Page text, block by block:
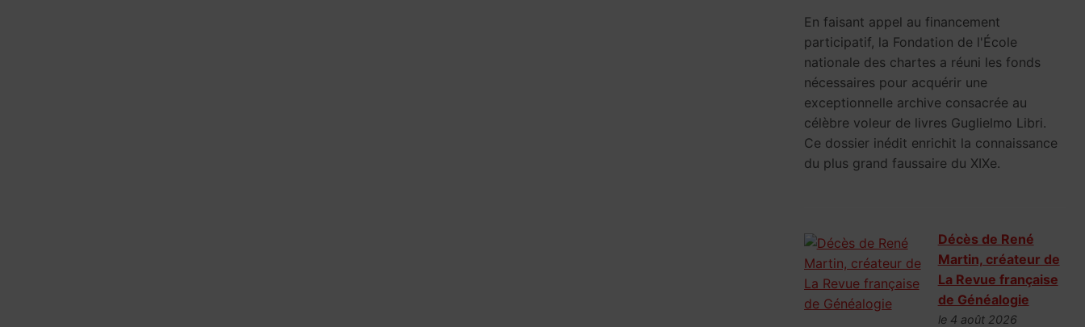
En faisant appel au financement
participatif, la Fondation de l'École
nationale des chartes a réuni les fonds
nécessaires pour acquérir une
exceptionnelle archive consacrée au
célèbre voleur de livres Guglielmo Libri.
Ce dossier inédit enrichit la connaissance
du plus grand faussaire du XIXe.
Décès de René
Martin, créateur de
La Revue française
de Généalogie
le 4 août 2026